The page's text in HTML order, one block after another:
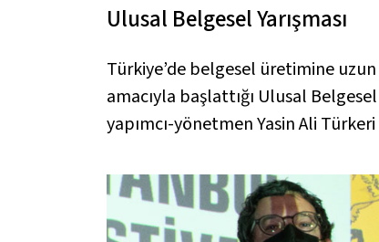
Ulusal Belgesel Yarışması
Türkiye’de belgesel üretimine
amacıyla başlattığı Ulusal
yapımcı-yönetmen Yasin Ali